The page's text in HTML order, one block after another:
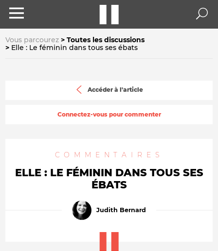
Vous parcourez
Toutes les discussions
Elle : Le féminin dans tous ses ébats
Accéder à l'article
Connectez-vous pour commenter
COMMENTAIRES
ELLE : LE FÉMININ DANS TOUS SES
ÉBATS
Judith Bernard